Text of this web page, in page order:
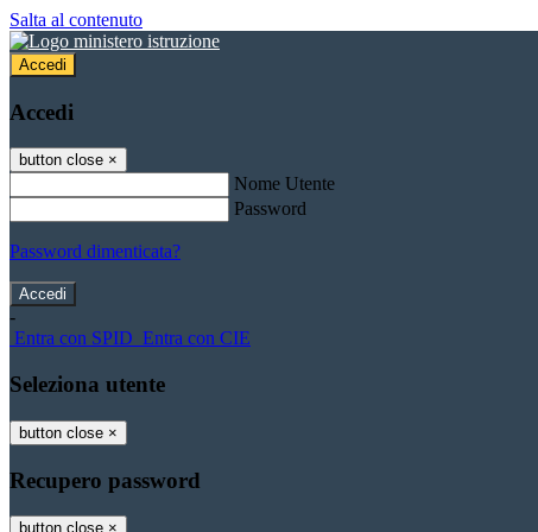
Salta al contenuto
Accedi
Accedi
button close ×
Nome Utente
Password
Password dimenticata?
-
Entra con SPID Entra con CIE
Seleziona utente
button close ×
Recupero password
button close ×